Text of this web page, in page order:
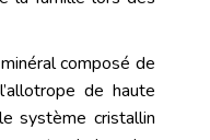
composé de
de haute
système cristallin